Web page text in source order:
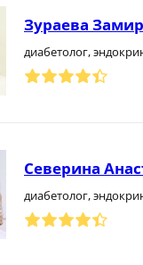
Зураева
диабетолог,
Северина
диабетолог,